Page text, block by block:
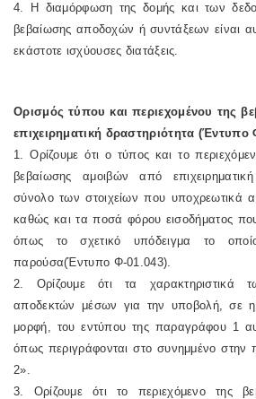
4. Η διαμόρφωση της δομής και των
βεβαίωσης αποδοχών ή συντάξεων είναι
εκάστοτε ισχύουσες διατάξεις.
Ορισμός τύπου και περιεχομένου της
επιχειρηματική δραστηριότητα (Έντυπο
1. Ορίζουμε ότι ο τύπος και το
βεβαίωσης αμοιβών από
σύνολο των στοιχείων που υποχρεωτικά
καθώς και τα ποσά φόρου εισοδήματος
όπως το σχετικό υπόδειγμα το
παρούσα(Έντυπο Φ-01.043).
2. Ορίζουμε ότι τα χαρακτηριστικά
αποδεκτών μέσων για την υποβολή, σε
μορφή, του εντύπου της παραγράφου 1
όπως περιγράφονται στο συνημμένο
2».
3. Ορίζουμε ότι το περιεχόμενο της